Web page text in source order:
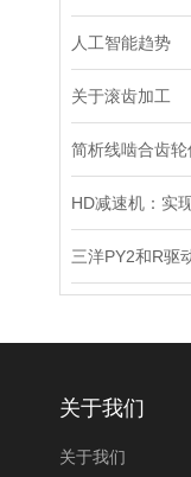
人工智能趋势
关于滚齿加工
三洋PY2和R驱
关于我们
关于我们